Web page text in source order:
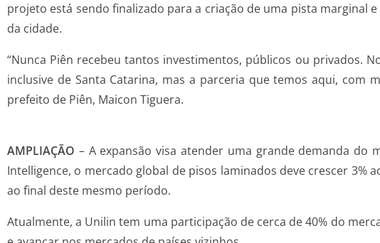
projeto está sendo finalizado para a criação de uma pista marginal
da cidade.
“Nunca Piên recebeu tantos investimentos, públicos ou privados.
inclusive de Santa Catarina, mas a parceria que temos aqui, com
prefeito de Piên, Maicon Tiguera.
AMPLIAÇÃO – A expansão visa atender uma grande demanda do
Intelligence, o mercado global de pisos laminados deve crescer
ao final deste mesmo período.
Atualmente, a Unilin tem uma participação de cerca de 40% do